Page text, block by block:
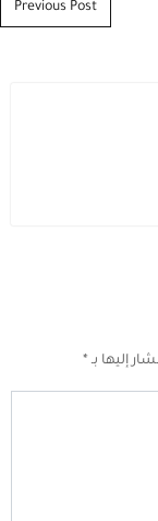
Previous Post
إليها بـ *